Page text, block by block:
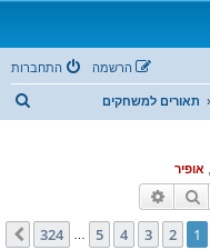
התחברות הרשמה
תאורים למשחקים
ח
אופיר
חיפוש
1
2
3
4
5
324 הבא